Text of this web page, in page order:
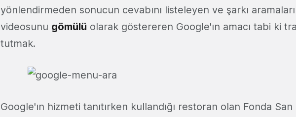
yönlendirmeden sonucun cevabını listeleyen ve şarkı
videosunu gömülü olarak göstereren Google'ın amacı tabi ki
tutmak.
Google'ın hizmeti tanıtırken kullandığı restoran olan Fonda